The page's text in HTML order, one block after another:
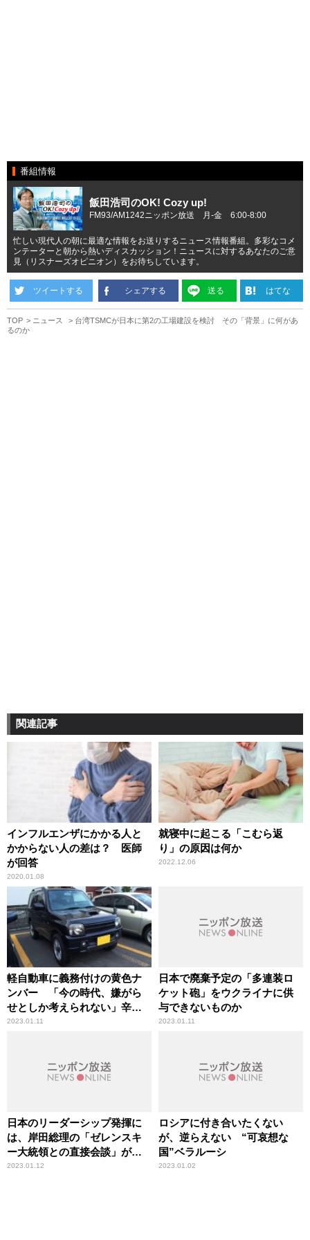
番組情報
飯田浩司のOK! Cozy up!
FM93/AM1242ニッポン放送 月-金 6:00-8:00
忙しい現代人の朝に最適な情報をお送りするニュース情報番組。多彩なコメ
ンテーターと朝から熱いディスカッション！ニュースに対するあなたのご意
見（リスナーズオピニオン）をお待ちしています。
ツイートする シェアする 送る はてな
TOP ニュース
台湾TSMCが日本に第2の工場建設を検討 その「背景」に何があ
るのか
関連記事
インフルエンザにかかる人と
かからない人の差は？ 医師
が回答
2020.01.08
就寝中に起こる「こむら返
り」の原因は何か
2022.12.06
軽自動車に義務付けの黄色ナ
ンバー 「今の時代、嫌がら
せとしか考えられない」辛坊
治郎が疑問投げかけ
2023.01.11
日本で廃棄予定の「多連装ロ
ケット砲」をウクライナに供
与できないものか
2023.01.11
日本のリーダーシップ発揮に
は、岸田総理の「ゼレンスキ
ー大統領との直接会談」が不
可欠
2023.01.12
ロシアに付き合いたくない
が、逆らえない “可哀想な
国”ベラルーシ
2023.01.02